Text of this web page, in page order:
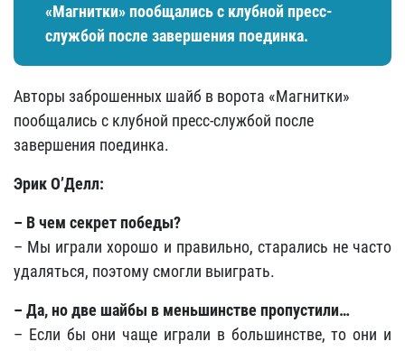
«Магнитки» пообщались с клубной пресс-
службой после завершения поединка.
Авторы заброшенных шайб в ворота «Магнитки»
пообщались с клубной пресс-службой после
завершения поединка.
Эрик О’Делл:
– В чем секрет победы?
– Мы играли хорошо и правильно, старались не часто
удаляться, поэтому смогли выиграть.
– Да, но две шайбы в меньшинстве пропустили…
– Если бы они чаще играли в большинстве, то они и